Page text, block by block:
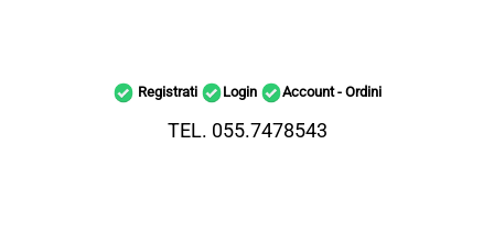
Registrati Login Account - Ordini
TEL. 055.7478543